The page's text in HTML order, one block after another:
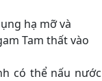
hạ mỡ và
Tam thất vào
có thể nấu nước